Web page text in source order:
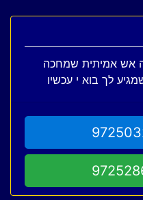
על בת 23 מותוקה אש אמיתית שמחכה
לך בוא י עכשיו